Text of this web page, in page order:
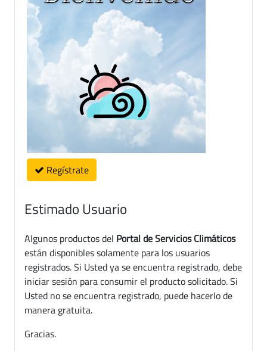
Regístrate
Estimado Usuario
Algunos productos del Portal de Servicios Climáticos
están disponibles solamente para los usuarios
registrados. Si Usted ya se encuentra registrado, debe
iniciar sesión para consumir el producto solicitado. Si
Usted no se encuentra registrado, puede hacerlo de
manera gratuita.
Gracias.